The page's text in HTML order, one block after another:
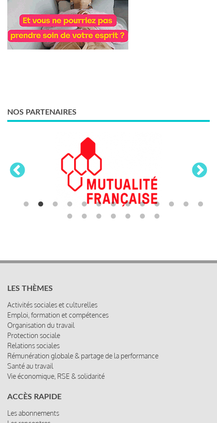
NOS PARTENAIRES
LES THÈMES
Activités sociales et culturelles
Emploi, formation et compétences
Organisation du travail
Protection sociale
Relations sociales
Rémunération globale & partage de la performance
Santé au travail
Vie économique, RSE & solidarité
ACCÈS RAPIDE
Les abonnements